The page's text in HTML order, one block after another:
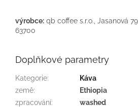
výrobce: qb coffee s.r.o., Jasanová
63700
Doplňkové parametry
Kategorie:
Káva
země:
Ethiopia
zpracování:
washed